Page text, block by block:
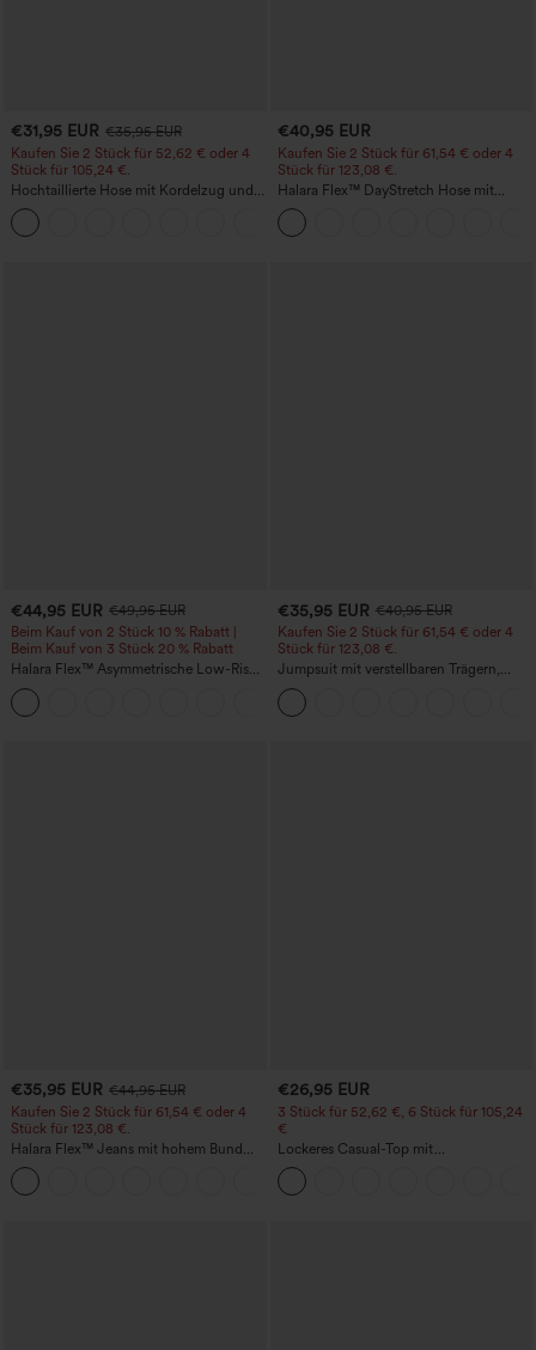
€31,95 EUR €35,95 EUR
Kaufen Sie 2 Stück für 52,62 € oder 4
Stück für 105,24 €.
Hochtaillierte Hose mit Kordelzug und
Taschen, weitem Bein, lässig und locker
in Leinenoptik
€40,95 EUR
Kaufen Sie 2 Stück für 61,54 € oder 4
Stück für 123,08 €.
Halara Flex™ DayStretch Hose mit
mittlerer Bundhöhe, seitlicher
Reißverschlusstasche und
Work‑Flare‑Schnitt
€44,95 EUR €49,95 EUR
Beim Kauf von 2 Stück 10 % Rabatt |
Beim Kauf von 3 Stück 20 % Rabatt
Halara Flex™ Asymmetrische Low-Rise-
Jeans mit Reißverschlusstaschen,
Baggy-Stil, weitem Bein, gewaschen,
lässig
€35,95 EUR €40,95 EUR
Kaufen Sie 2 Stück für 61,54 € oder 4
Stück für 123,08 €.
Jumpsuit mit verstellbaren Trägern,
gerafftem Detail, weitem Bein und
meliertem Stoff, lässig, mit Taschen -
Easy Peezy
€35,95 EUR €44,95 EUR
Kaufen Sie 2 Stück für 61,54 € oder 4
Stück für 123,08 €.
Halara Flex™ Jeans mit hohem Bund
und Taschen, gewaschener, lässiger
Bootcut
€26,95 EUR
3 Stück für 52,62 €, 6 Stück für 105,24
€
Lockeres Casual-Top mit
Rundhalsausschnitt und
Fledermausärmeln